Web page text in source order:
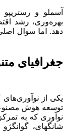
بهره‌‌‌وری، رشد
دهد. اما سوال
جغرافیای
یکی از نوآوری‌‌‌های
توسعه هوش
نوآوری که به